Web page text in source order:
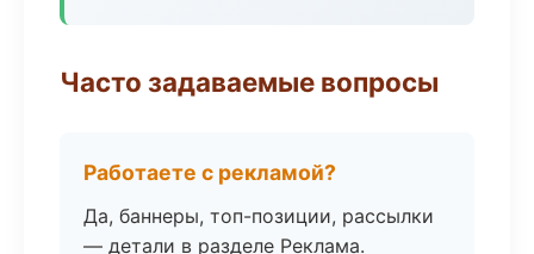
Часто задаваемые вопросы
Работаете с рекламой?
Да, баннеры, топ-позиции, рассылки
— детали в разделе Реклама.